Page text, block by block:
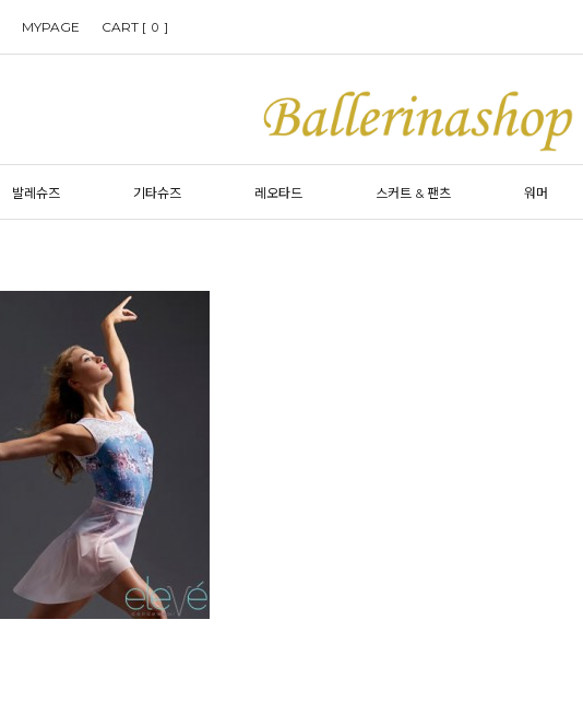
MYPAGE CART [ 0 ]
발레슈즈 기타슈즈 레오타드 스커트 & 팬츠 워머